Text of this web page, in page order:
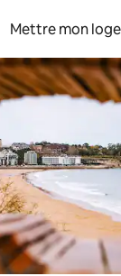
Mettre mon